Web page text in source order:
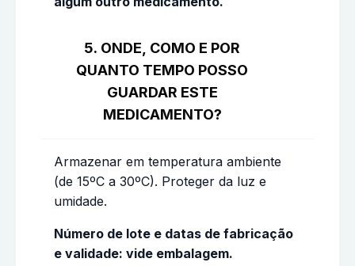
5. ONDE, COMO E POR
QUANTO TEMPO POSSO
GUARDAR ESTE
MEDICAMENTO?
Armazenar em temperatura ambiente
(de 15ºC a 30ºC). Proteger da luz e
umidade.
Número de lote e datas de fabricação
e validade: vide embalagem.